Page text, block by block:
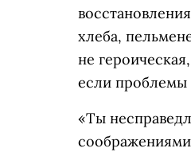
хлеба,
не
если
«Ты